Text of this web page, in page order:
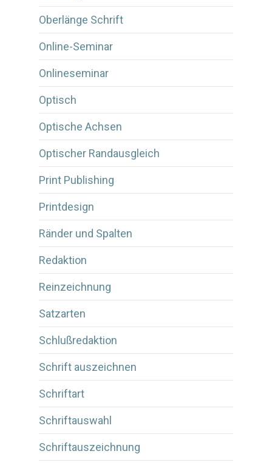
Oberlänge Schrift
Online-Seminar
Onlineseminar
Optisch
Optische Achsen
Optischer Randausgleich
Print Publishing
Printdesign
Ränder und Spalten
Redaktion
Reinzeichnung
Satzarten
Schlußredaktion
Schrift auszeichnen
Schriftart
Schriftauswahl
Schriftauszeichnung